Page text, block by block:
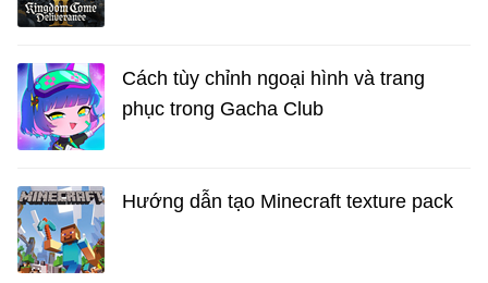
Cách tùy chỉnh ngoại hình và trang
phục trong Gacha Club
Hướng dẫn tạo Minecraft texture pack